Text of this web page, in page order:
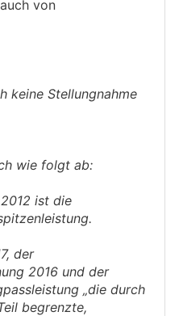
ist der Wechsel
Kleinunternehmer
komplette Anlage
von
keine Stellungnahme
wie folgt ab:
ist die
der
2016 und der
„die durch
begrenzte,